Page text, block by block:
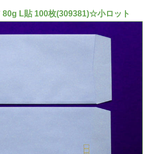
80g L貼 100枚(309381)☆小ロット